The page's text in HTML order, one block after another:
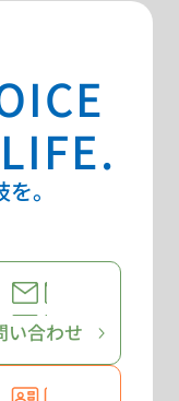
。
い合わせ